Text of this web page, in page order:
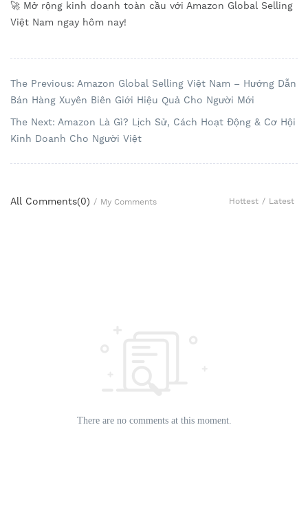
🚀 Mở rộng kinh doanh toàn cầu với Amazon Global Selling
Việt Nam ngay hôm nay!
The Previous: Amazon Global Selling Việt Nam – Hướng Dẫn
Bán Hàng Xuyên Biên Giới Hiệu Quả Cho Người Mới
The Next: Amazon Là Gì? Lịch Sử, Cách Hoạt Động & Cơ Hội
Kinh Doanh Cho Người Việt
All Comments(0) / My Comments Hottest / Latest
There are no comments at this moment.